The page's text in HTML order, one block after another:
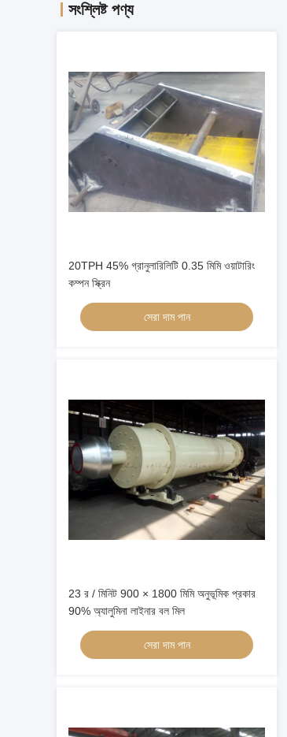
সংশ্লিষ্ট পণ্য
20TPH 45% গ্রানুলারিলিটি 0.35 মিমি ওয়াটারিং
কম্পন স্ক্রিন
সেরা দাম পান
23 র / মিনিট 900 × 1800 মিমি অনুভূমিক প্রকার
90% অ্যালুমিনা লাইনার বল মিল
সেরা দাম পান